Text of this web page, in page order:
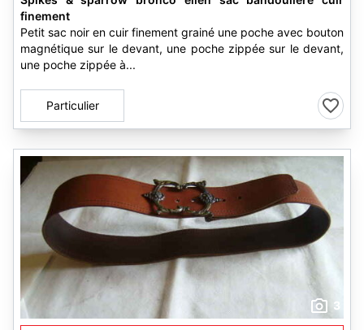
finement
Petit sac noir en cuir finement grainé une poche avec bouton
magnétique sur le devant, une poche zippée sur le devant,
une poche zippée à...
Particulier
3